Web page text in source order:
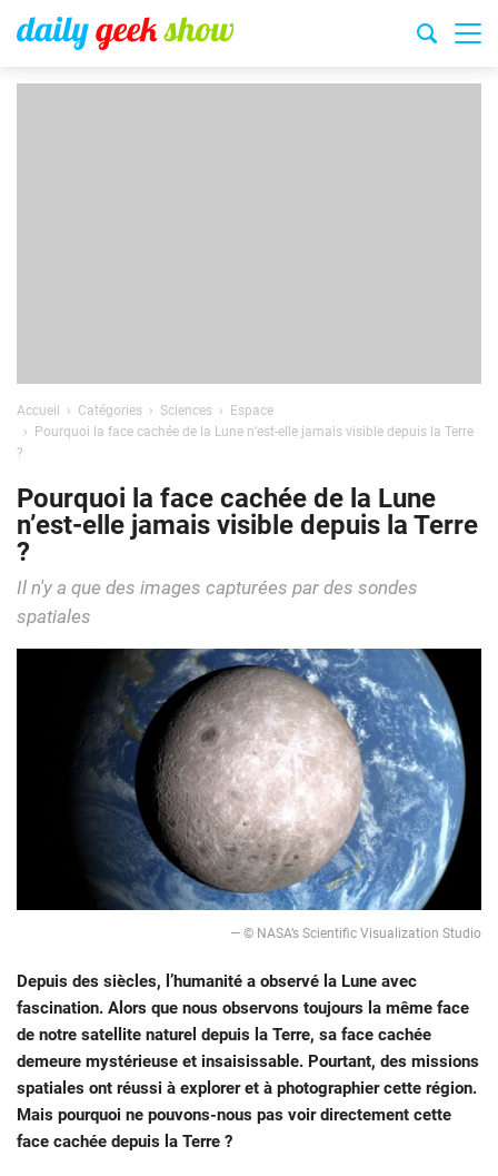
Accueil Catégories Sciences
Espace
Pourquoi la face cachée de la Lune n’est-elle jamais visible depuis la Terre
?
Pourquoi la face cachée de la Lune
n’est-elle jamais visible depuis la Terre
?
Il n'y a que des images capturées par des sondes
spatiales
— © NASA’s Scientific Visualization Studio
Depuis des siècles, l’humanité a observé la Lune avec
fascination. Alors que nous observons toujours la même face
de notre satellite naturel depuis la Terre, sa face cachée
demeure mystérieuse et insaisissable. Pourtant, des missions
spatiales ont réussi à explorer et à photographier cette région.
Mais pourquoi ne pouvons-nous pas voir directement cette
face cachée depuis la Terre ?